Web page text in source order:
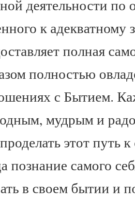
деятельности
к
полная
полностью
с Бытием.
мудрым и
этот путь
познание самого
в своем бытии и